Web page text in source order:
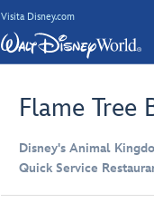
Visita Disney.com
Flame Tree
Disney's Animal
Quick Service